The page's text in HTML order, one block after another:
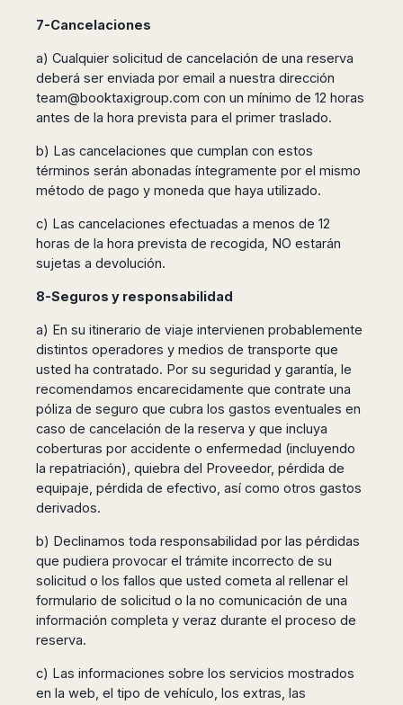
7-Cancelaciones
a) Cualquier solicitud de cancelación de una reserva
deberá ser enviada por email a nuestra dirección
team@booktaxigroup.com con un mínimo de 12 horas
antes de la hora prevista para el primer traslado.
b) Las cancelaciones que cumplan con estos
términos serán abonadas íntegramente por el mismo
método de pago y moneda que haya utilizado.
c) Las cancelaciones efectuadas a menos de 12
horas de la hora prevista de recogida, NO estarán
sujetas a devolución.
8-Seguros y responsabilidad
a) En su itinerario de viaje intervienen probablemente
distintos operadores y medios de transporte que
usted ha contratado. Por su seguridad y garantía, le
recomendamos encarecidamente que contrate una
póliza de seguro que cubra los gastos eventuales en
caso de cancelación de la reserva y que incluya
coberturas por accidente o enfermedad (incluyendo
la repatriación), quiebra del Proveedor, pérdida de
equipaje, pérdida de efectivo, así como otros gastos
derivados.
b) Declinamos toda responsabilidad por las pérdidas
que pudiera provocar el trámite incorrecto de su
solicitud o los fallos que usted cometa al rellenar el
formulario de solicitud o la no comunicación de una
información completa y veraz durante el proceso de
reserva.
c) Las informaciones sobre los servicios mostrados
en la web, el tipo de vehículo, los extras, las